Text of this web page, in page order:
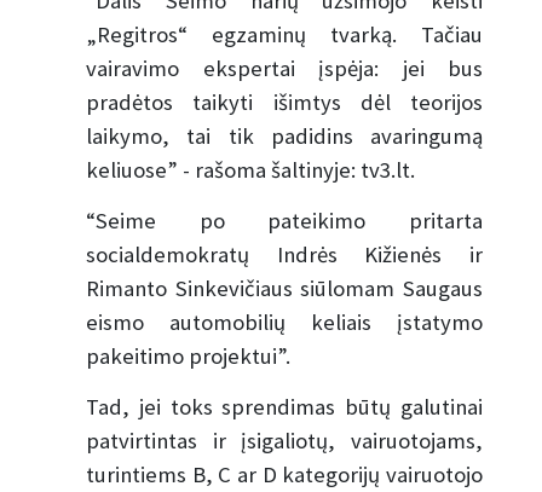
„Regitros“ egzaminų tvarką. Tačiau
vairavimo ekspertai įspėja: jei bus
pradėtos taikyti išimtys dėl teorijos
laikymo, tai tik padidins avaringumą
keliuose” - rašoma šaltinyje: tv3.lt.
“Seime po pateikimo pritarta
socialdemokratų Indrės Kižienės ir
Rimanto Sinkevičiaus siūlomam Saugaus
eismo automobilių keliais įstatymo
pakeitimo projektui”.
Tad, jei toks sprendimas būtų galutinai
patvirtintas ir įsigaliotų, vairuotojams,
turintiems B, C ar D kategorijų vairuotojo